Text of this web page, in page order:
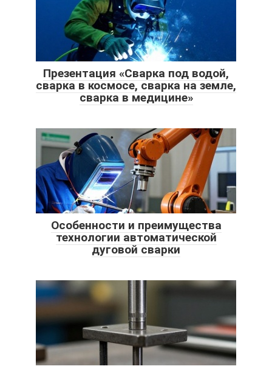
Презентация «Сварка под водой,
сварка в космосе, сварка на земле,
сварка в медицине»
Особенности и преимущества
технологии автоматической
дуговой сварки